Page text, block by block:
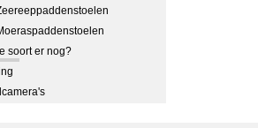
soort er nog?